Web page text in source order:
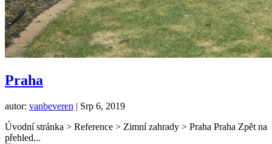
Praha
autor: vanbeveren | Srp 6, 2019
Úvodní stránka > Reference > Zimní zahrady > Praha Praha Zpět na
přehled...